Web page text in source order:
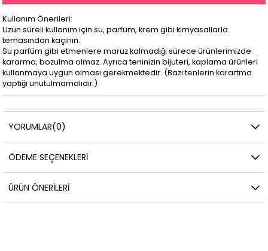
Kullanım Önerileri:
Uzun süreli kullanım için su, parfüm, krem gibi kimyasallarla
temasından kaçının.
Su parfüm gibi etmenlere maruz kalmadığı sürece ürünlerimizde
kararma, bozulma olmaz. Ayrıca teninizin bijuteri, kaplama ürünleri
kullanmaya uygun olması gerekmektedir. (Bazı tenlerin karartma
yaptığı unutulmamalıdır.)
YORUMLAR(0)
ÖDEME SEÇENEKLERI
ÜRÜN ÖNERILERI